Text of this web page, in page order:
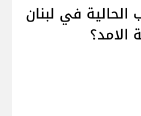
في لبنان